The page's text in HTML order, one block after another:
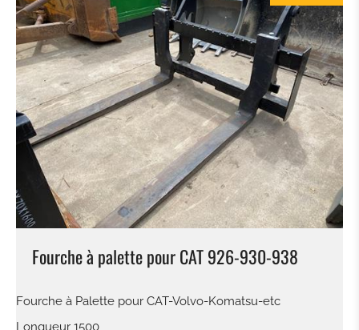
ATTACHE RAPIDE
TILTROTATEUR
GODET DE TERRASSEMENT
GODET DE CURRAGE
GODET DE CURRAGE HYDR
PLATIN POUR MARTEAU - GRAPPIN - ETC.
PINCE À TRIE
Fourche à palette pour CAT 926-930-938
Fourche à Palette pour CAT-Volvo-Komatsu-etc
Longueur 1500